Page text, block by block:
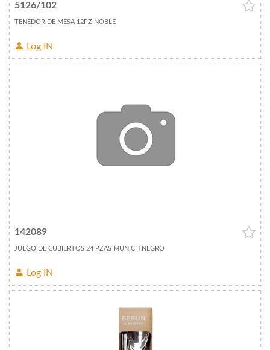
5126/102
TENEDOR DE MESA 12PZ NOBLE
Log IN
142089
JUEGO DE CUBIERTOS 24 PZAS MUNICH NEGRO
Log IN